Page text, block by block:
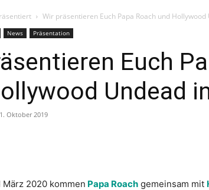
Wir präsentieren Euch Papa Roach und
News Präsentation
Euch
Undead
Oktober 2019
März 2020 kommen Papa Roach gemeinsam mit